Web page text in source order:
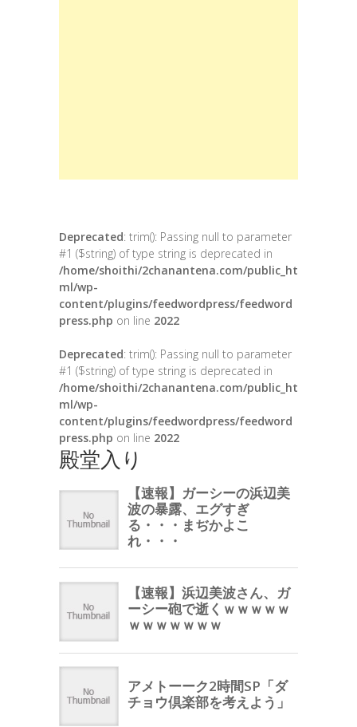
Deprecated: trim(): Passing null to parameter
#1 ($string) of type string is deprecated in
/home/shoithi/2chanantena.com/public_ht
ml/wp-
content/plugins/feedwordpress/feedword
press.php on line 2022
Deprecated: trim(): Passing null to parameter
#1 ($string) of type string is deprecated in
/home/shoithi/2chanantena.com/public_ht
ml/wp-
content/plugins/feedwordpress/feedword
press.php on line 2022
殿堂入り